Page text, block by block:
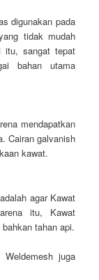
digunakan pada
tidak mudah
itu, sangat tepat
bahan utama
mendapatkan
Cairan galvanish
kawat.
agar Kawat
itu, Kawat
tahan api.
juga